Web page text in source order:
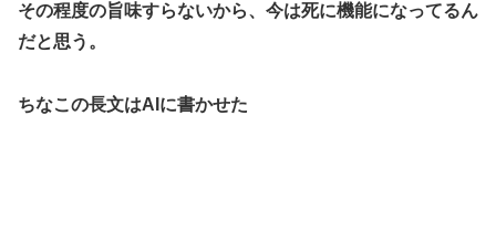
その程度の旨味すらないから、今は死に機能になってるん
だと思う。
ちなこの長文はAIに書かせた